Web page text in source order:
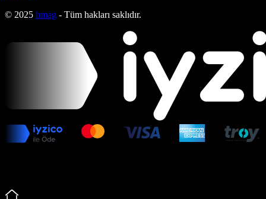
© 2025 bmag - Tüm hakları saklıdır.